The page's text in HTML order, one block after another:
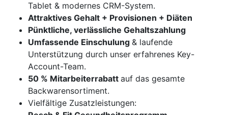
Tablet & modernes CRM-System.
Attraktives Gehalt + Provisionen + Diäten
Pünktliche, verlässliche Gehaltszahlung
Umfassende Einschulung & laufende
Unterstützung durch unser erfahrenes Key-
Account-Team.
50 % Mitarbeiterrabatt auf das gesamte
Backwarensortiment.
Vielfältige Zusatzleistungen: